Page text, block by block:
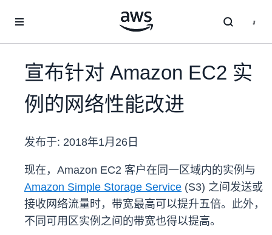
宣布针对 Amazon EC2 实
例的网络性能改进
发布于: 2018年1月26日
现在，Amazon EC2 客户在同一区域内的实例与
Amazon Simple Storage Service (S3) 之间发送或
接收网络流量时，带宽最高可以提升五倍。此外，
不同可用区实例之间的带宽也得以提高。